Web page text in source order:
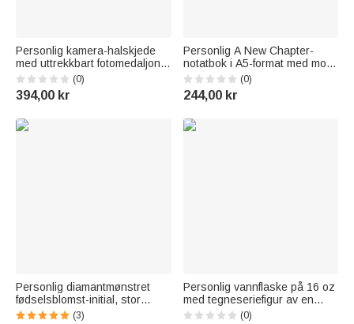
Personlig kamera-halskjede
med uttrekkbart fotomedaljong
med fødselsstein og tekst –
elegant smykke, perfekt som
bursdags- eller jubileumsgave
(0)
394,00 kr
Personlig A New Chapter-
notatbok i A5-format med motiv
av villblomster – med navn –
som bursdags- eller
pensjonsgave til kvinnelige
(0)
244,00 kr
Personlig diamantmønstret
fødselsblomst-initial, stor
korduroy-veske med navn – til
(3)
Personlig vannflaske på 16 oz
med tegneseriefigur av en
svart fotballspillende gutt, med
(0)